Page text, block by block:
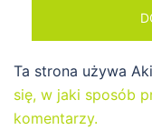
Ta strona używa
się, w jaki sposób
komentarzy.